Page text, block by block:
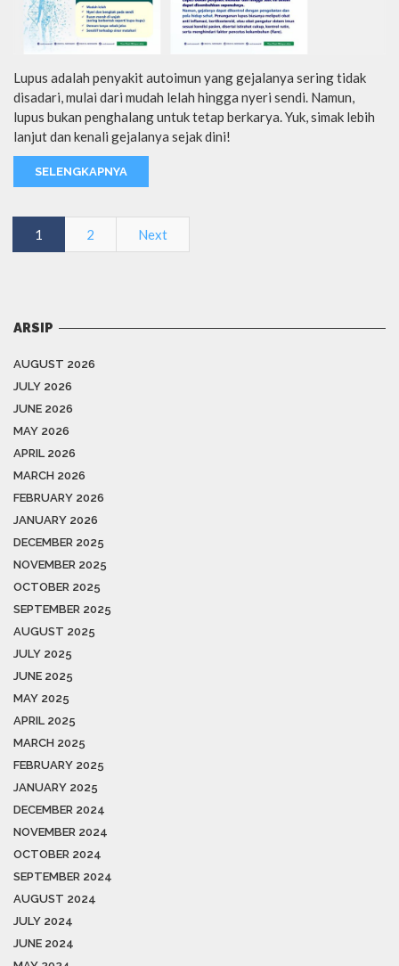
Lupus adalah penyakit autoimun yang gejalanya sering tidak
disadari, mulai dari mudah lelah hingga nyeri sendi. Namun,
lupus bukan penghalang untuk tetap berkarya. Yuk, simak lebih
lanjut dan kenali gejalanya sejak dini!
SELENGKAPNYA
1 2 Next
ARSIP
AUGUST 2026
JULY 2026
JUNE 2026
MAY 2026
APRIL 2026
MARCH 2026
FEBRUARY 2026
JANUARY 2026
DECEMBER 2025
NOVEMBER 2025
OCTOBER 2025
SEPTEMBER 2025
AUGUST 2025
JULY 2025
JUNE 2025
MAY 2025
APRIL 2025
MARCH 2025
FEBRUARY 2025
JANUARY 2025
DECEMBER 2024
NOVEMBER 2024
OCTOBER 2024
SEPTEMBER 2024
AUGUST 2024
JULY 2024
JUNE 2024